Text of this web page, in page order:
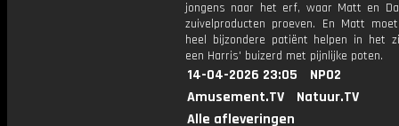
jongens naar het erf, waar Matt en
zuivelproducten proeven. En Matt
heel bijzondere patiënt helpen in het
een Harris' buizerd met pijnlijke poten.
14-04-2026 23:05
NPO2
Amusement.TV
Natuur.TV
Alle afleveringen